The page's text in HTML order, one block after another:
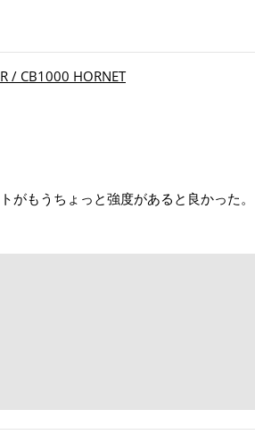
/ CB1000 HORNET
もうちょっと強度があると良かった。